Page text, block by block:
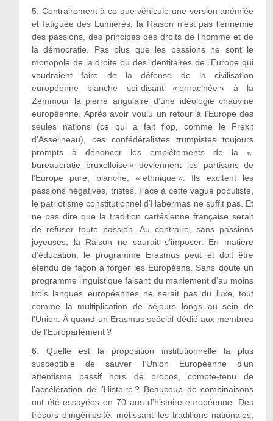
5. Contrairement à ce que véhicule une version anémiée
et fatiguée des Lumières, la Raison n’est pas l’ennemie
des passions, des principes des droits de l’homme et de
la démocratie. Pas plus que les passions ne sont le
monopole de la droite ou des identitaires de l’Europe qui
voudraient faire de la défense de la civilisation
européenne blanche soi-disant « enracinée » à la
Zemmour la pierre angulaire d’une idéologie chauvine
européenne. Après avoir voulu un retour à l’Europe des
seules nations (ce qui a fait flop, comme le Frexit
d’Asselineau), ces confédéralistes trumpistes toujours
prompts à dénoncer les empiétements de la «
bureaucratie bruxelloise » deviennent les partisans de
l’Europe pure, blanche, « ethnique ». Ils excitent les
passions négatives, tristes. Face à cette vague populiste,
le patriotisme constitutionnel d’Habermas ne suffit pas. Et
ne pas dire que la tradition cartésienne française serait
de refuser toute passion. Au contraire, sans passions
joyeuses, la Raison ne saurait s’imposer. En matière
d’éducation, le programme Erasmus peut et doit être
étendu de façon à forger les Européens. Sans doute un
programme linguistique faisant du maniement d’au moins
trois langues européennes ne serait pas du luxe, tout
comme la multiplication de séjours longs au sein de
l’Union. À quand un Erasmus spécial dédié aux membres
de l’Europarlement ?
6. Quelle est la proposition institutionnelle la plus
susceptible de sauver l’Union Européenne d’un
attentisme passif hors de propos, compte-tenu de
l’accélération de l’Histoire ? Beaucoup de combinaisons
ont été essayées en 70 ans d’histoire européenne. Des
trésors d’ingéniosité, métissant les traditions nationales,